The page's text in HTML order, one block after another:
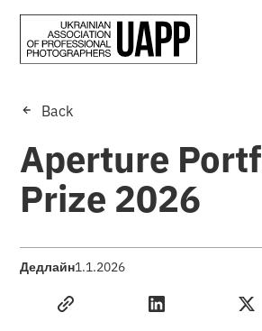
Back
Aperture
Prize 2026
Дедлайн1.1.2026